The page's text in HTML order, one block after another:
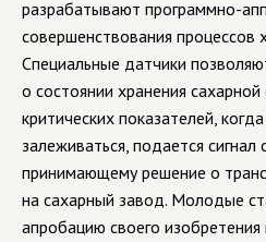
разрабатывают программно-
совершенствования процессов
Специальные датчики
о состоянии хранения
критических показателей,
залеживаться, подается сигнал
принимающему решение о
на сахарный завод. Молодые
апробацию своего